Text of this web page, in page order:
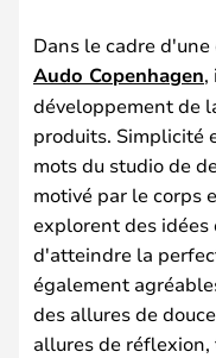
Dans le cadre
Audo Copenhagen,
développement de
produits. Simplicité
mots du studio de
motivé par le corps
explorent des
d'atteindre la
également
des allures de
allures de